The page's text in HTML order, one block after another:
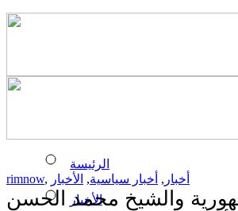
الرئيسة
الأخبار
rimnow, أخبار , أخبار سياسية, الأخبار
والشيخ محمد الحسن